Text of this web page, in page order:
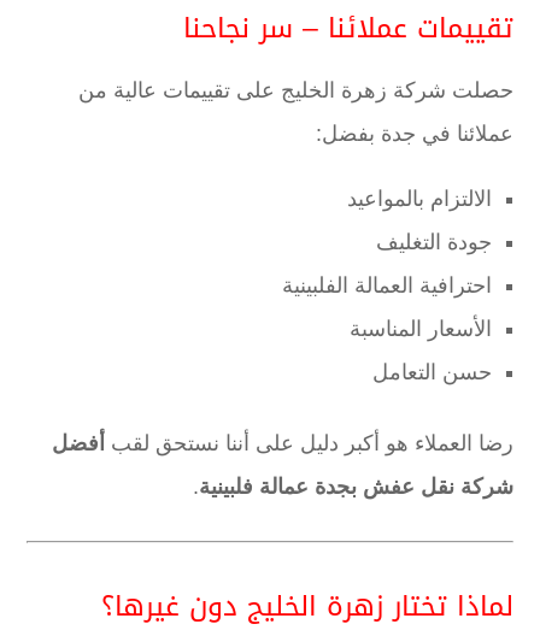
تقييمات عملائنا – سر نجاحنا
حصلت شركة زهرة الخليج على تقييمات عالية من
عملائنا في جدة بفضل:
الالتزام بالمواعيد
جودة التغليف
احترافية العمالة الفلبينية
الأسعار المناسبة
حسن التعامل
رضا العملاء هو أكبر دليل على أننا نستحق لقب أفضل
شركة نقل عفش بجدة عمالة فلبينية.
لماذا تختار زهرة الخليج دون غيرها؟